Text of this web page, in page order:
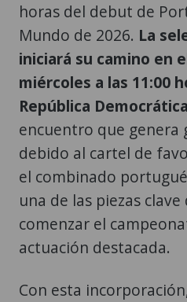
horas del debut de
Mundo de 2026. La
iniciará su camino en
miércoles a las 11:00
República
encuentro que genera
debido al cartel de
el combinado
una de las piezas
comenzar el
actuación destacada.
Con esta